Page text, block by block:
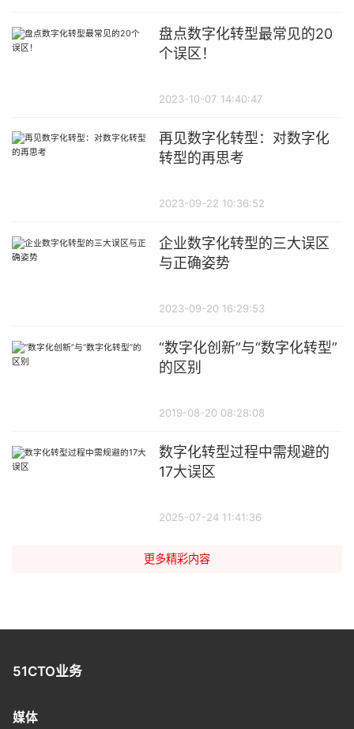
盘点数字化转型最常见的20
个误区！
2023-10-07 14:40:47
再见数字化转型：对数字化
转型的再思考
2023-09-22 10:36:52
企业数字化转型的三大误区
与正确姿势
2023-09-20 16:29:53
“数字化创新”与“数字化转型”
的区别
2019-08-20 08:28:08
数字化转型过程中需规避的
17大误区
2025-07-24 11:41:36
更多精彩内容
51CTO业务
媒体